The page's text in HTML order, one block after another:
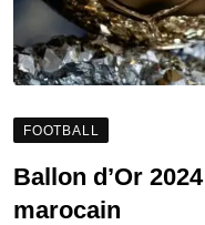
FOOTBALL
Ballon d’Or
marocain